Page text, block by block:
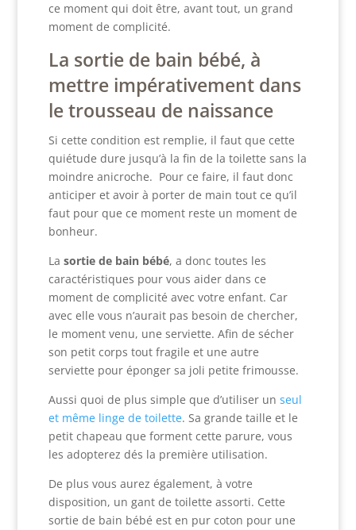
ce moment qui doit être, avant tout, un grand
moment de complicité.
La sortie de bain bébé, à
mettre impérativement dans
le trousseau de naissance
Si cette condition est remplie, il faut que cette
quiétude dure jusqu’à la fin de la toilette sans la
moindre anicroche. Pour ce faire, il faut donc
anticiper et avoir à porter de main tout ce qu’il
faut pour que ce moment reste un moment de
bonheur.
La sortie de bain bébé, a donc toutes les
caractéristiques pour vous aider dans ce
moment de complicité avec votre enfant. Car
avec elle vous n’aurait pas besoin de chercher,
le moment venu, une serviette. Afin de sécher
son petit corps tout fragile et une autre
serviette pour éponger sa joli petite frimousse.
Aussi quoi de plus simple que d’utiliser un seul
et même linge de toilette. Sa grande taille et le
petit chapeau que forment cette parure, vous
les adopterez dés la première utilisation.
De plus vous aurez également, à votre
disposition, un gant de toilette assorti. Cette
sortie de bain bébé est en pur coton pour une